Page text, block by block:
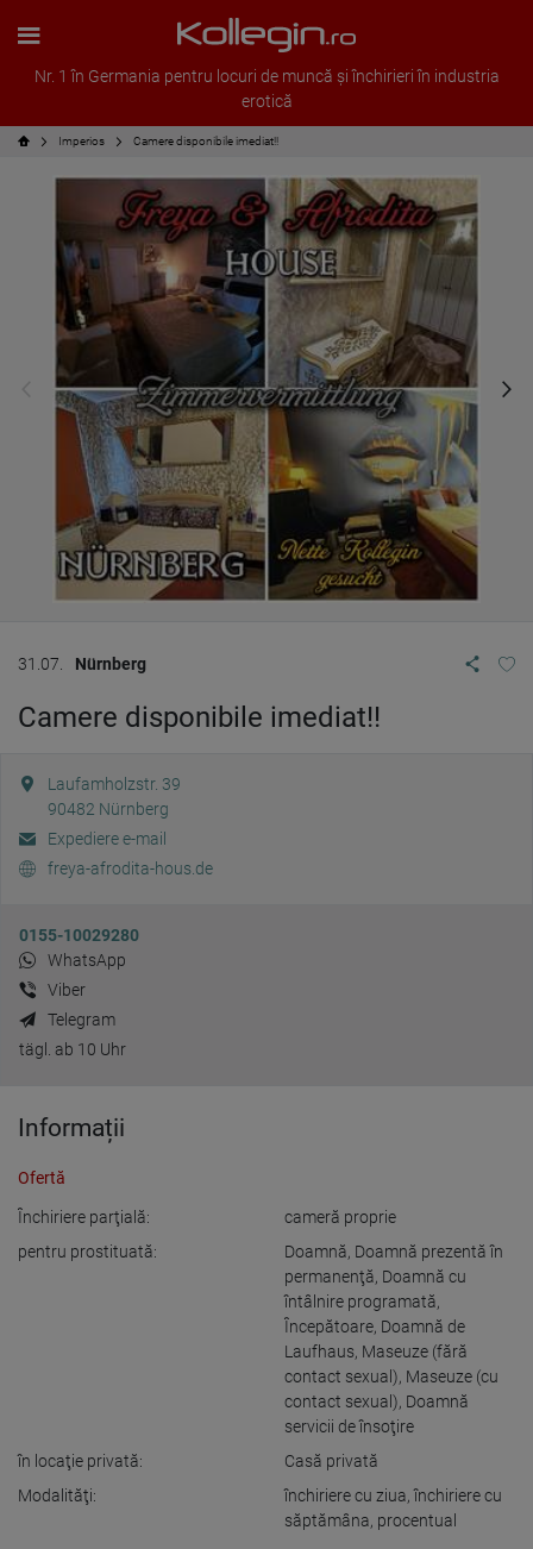
Nr. 1 în Germania pentru locuri de muncă și închirieri în industria
erotică
Imperios Camere disponibile imediat!!
31.07. Nürnberg
Camere disponibile imediat!!
Laufamholzstr. 39
90482 Nürnberg
Expediere e-mail
freya-afrodita-hous.de
0155-10029280
WhatsApp
Viber
Telegram
tägl. ab 10 Uhr
Informații
Ofertă
Închiriere parţială:
cameră proprie
pentru prostituată:
Doamnă, Doamnă prezentă în
permanenţă, Doamnă cu
întâlnire programată,
Începătoare, Doamnă de
Laufhaus, Maseuze (fără
contact sexual), Maseuze (cu
contact sexual), Doamnă
servicii de însoţire
în locaţie privată:
Casă privată
Modalităţi:
închiriere cu ziua,închiriere cu
săptămâna, procentual